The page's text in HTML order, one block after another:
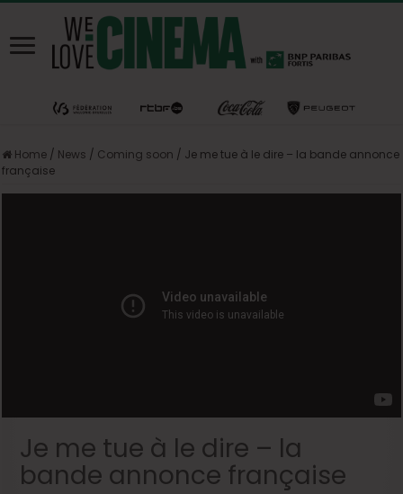
Home / News / Coming soon / Je me tue à le dire – la bande annonce
française
Je me tue à le dire – la
bande annonce française